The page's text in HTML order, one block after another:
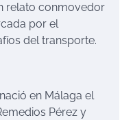
relato conmovedor
por el
del transporte.
en Málaga el
Pérez y